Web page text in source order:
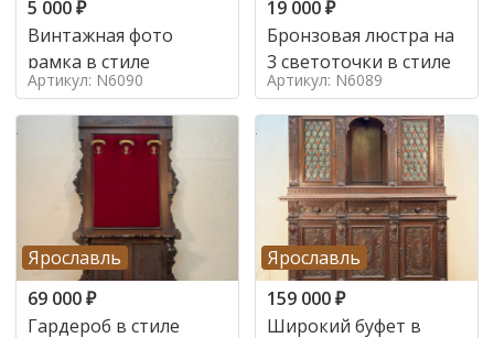
5 000₽
Винтажная фото
рамка в стиле
Артикул: N6090
19 000₽
Бронзовая люстра на
3 светоточки в стиле
Артикул: N6089
Ярославль
69 000₽
Гардероб в стиле
Ярославль
159 000₽
Широкий буфет в